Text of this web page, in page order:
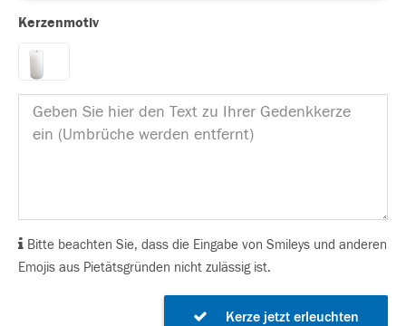
Kerzenmotiv
Bitte beachten Sie, dass die Eingabe von Smileys und anderen
Emojis aus Pietätsgründen nicht zulässig ist.
Kerze jetzt erleuchten